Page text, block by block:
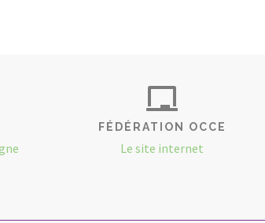
FÉDÉRATION OCCE
Le site internet